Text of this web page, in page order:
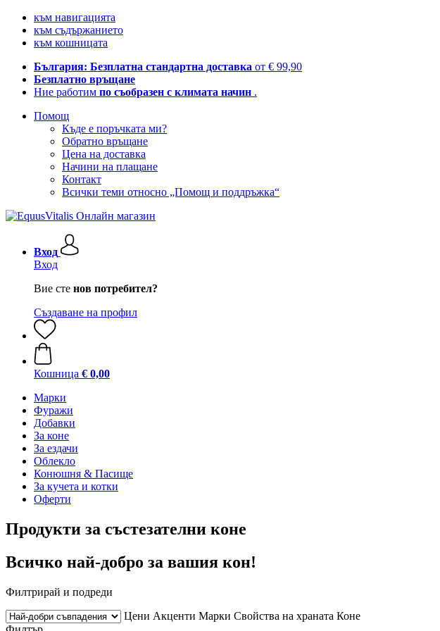
към навигацията
към съдържанието
към кошницата
България: Безплатна стандартна доставка от € 99,90
Безплатно връщане
Ние работим по съобразен с климата начин .
Помощ
Къде е поръчката ми?
Обратно връщане
Цена на доставка
Начини на плащане
Контакт
Всички теми относно „Помощ и поддръжка“
Вход
Вход
Вие сте нов потребител?
Създаване на профил
Кошница € 0,00
Марки
Фуражи
Добавки
За коне
За ездачи
Облекло
Конюшня & Пасище
За кучета и котки
Оферти
Продукти за състезателни коне
Всичко най-добро за вашия кон!
Филтрирай и подреди
Цени Акценти Марки Свойства на храната Коне